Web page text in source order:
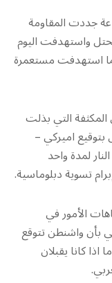
جددت المقاومة
واستهدفت اليوم
استهدفت مستعمرة
التي بذلت
اميركي –
لمدة واحد
تسوية دبلوماسية.
الأمور في
بأن واشنطن تتوقع
كانا يقبلان